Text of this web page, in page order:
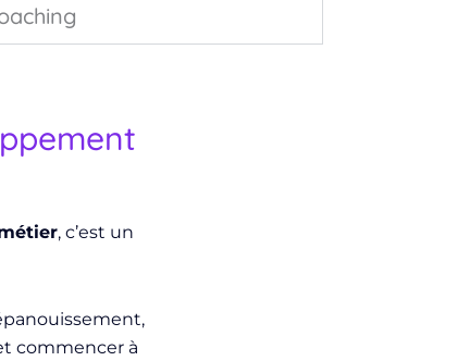
, c’est un
commencer à